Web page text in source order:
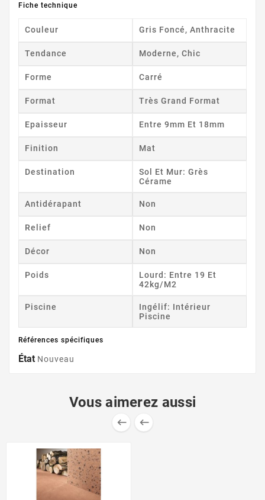
Fiche technique
Couleur Gris Foncé, Anthracite
Tendance Moderne, Chic
Forme Carré
Format Très Grand Format
Epaisseur Entre 9mm Et 18mm
Finition Mat
Destination
Sol Et Mur: Grès
Cérame
Antidérapant Non
Relief Non
Décor Non
Poids
Lourd: Entre 19 Et
42kg/m2
Piscine
Ingélif: Intérieur
Piscine
Références spécifiques
État Nouveau
Vous aimerez aussi
 